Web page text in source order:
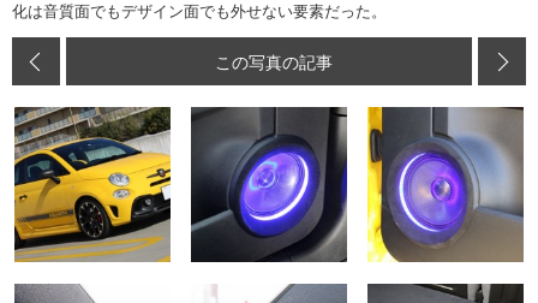
化は音質面でもデザイン面でも外せない要素だった。
この写真の記事